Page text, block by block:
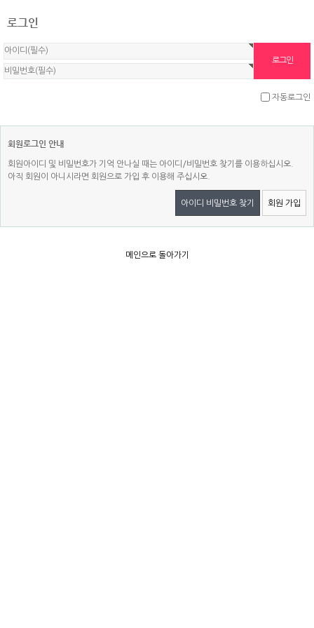
로그인
자동로그인
회원로그인 안내
회원아이디 및 비밀번호가 기억 안나실 때는 아이디/비밀번호 찾기를 이용하십시오.
아직 회원이 아니시라면 회원으로 가입 후 이용해 주십시오.
아이디 비밀번호 찾기 회원 가입
메인으로 돌아가기